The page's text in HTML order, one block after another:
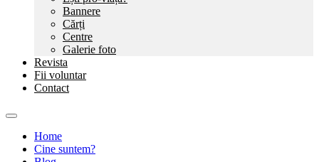
Bannere
Cărți
Centre
Galerie foto
Revista
Fii voluntar
Contact
Home
Cine suntem?